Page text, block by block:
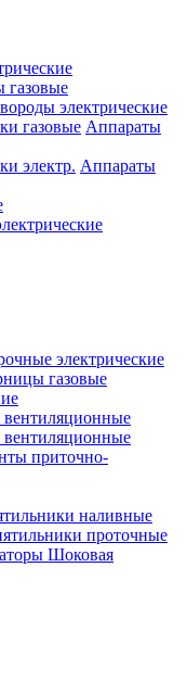
газовые
электрические
Аппараты
Аппараты
электрические
газовые
приточно-
наливные
проточные
Шоковая